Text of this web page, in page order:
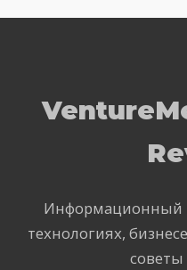
Информационный
технологиях,